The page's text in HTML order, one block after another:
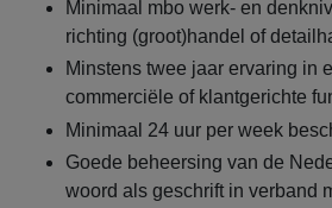
Minimaal mbo werk- en
richting (groot)handel of
Minstens twee jaar ervaring in
commerciële of klantgerichte
Minimaal 24 uur per week
Goede beheersing van de
woord als geschrift in verband